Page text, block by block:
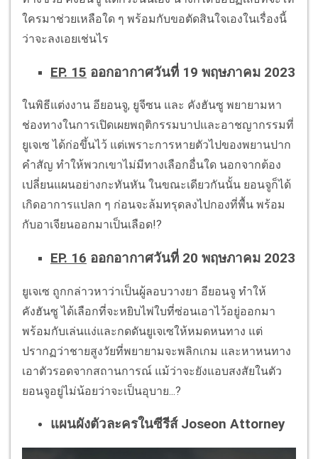
ใครมาช่วยเหลือใด ๆ พร้อมกับขอตัดสินใจเองในเรื่องนี้
ว่าจะลงเอยเช่นไร
EP. 15 ออกอากาศวันที่ 19 พฤษภาคม 2023
ในพิธีแต่งงาน อียอนจู, ยูจีซน และ คังฮันซู พยายามหา
ช่องทางในการเปิดเผยพฤติกรรมบาปและอาชญากรรมที่
ยูเจเซ ได้ก่อขึ้นไว้ แต่เพราะการหายตัวไปของพยานปาก
คำสัญ ทำให้พวกเขาไม่มีทางเลือกอื่นใด นอกจากต้อง
เปลี่ยนแผนอย่างกะทันหัน ในขณะเดียวกันนั้น ยอนจูก็ได้
เกิดอาการแปลก ๆ ก่อนจะล้มทรุดลงไปกองที่พื้น พร้อม
กับอาเจียนออกมาเป็นเลือด!?
EP. 16 ออกอากาศวันที่ 20 พฤษภาคม 2023
ยูเจเซ ถูกกล่าวหาว่าเป็นผู้ลอบวางยา อียอนจู ทำให้
คังฮันซู ได้เลือกที่จะหยิบไพ่ใบที่ซ่อนเอาไว้อยู่ออกมา
พร้อมกับเล่นแง่และกดดันยูเจเซให้หมดหนทาง แต่
ปรากฏว่าชายสูงวัยที่พยายามจะพลิกเกม และหาหนทาง
เอาตัวรอดจากสถานการณ์ แม้ว่าจะยังแอบสงสัยในตัว
ยอนจูอยู่ไม่น้อยว่าจะเป็นอุบาย...?
แผนผังตัวละครในซีรีส์ Joseon Attorney